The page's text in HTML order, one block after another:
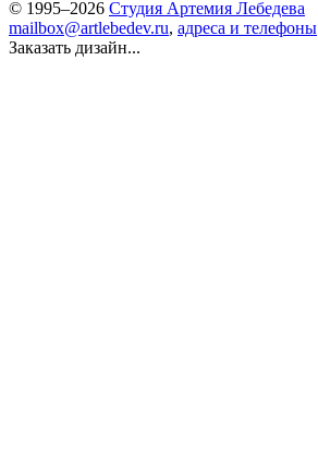
© 1995–2026 Студия Артемия Лебедева
mailbox@artlebedev.ru, адреса и телефоны
Заказать дизайн...